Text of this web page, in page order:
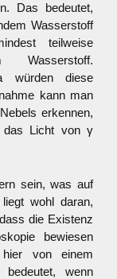
Das bedeutet,
Wasserstoff
teilweise
Wasserstoff.
würden diese
kann man
erkennen,
das Licht von γ
sein, was auf
wohl daran,
die Existenz
bewiesen
von einem
bedeutet, wenn